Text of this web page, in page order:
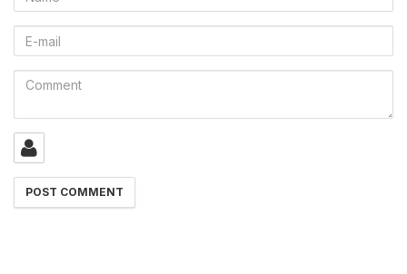
E-
mail
Comment